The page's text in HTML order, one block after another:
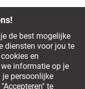
voor je klaar